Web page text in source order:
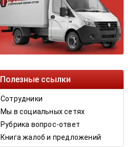
Полезные ссылки
Сотрудники
Мы в социальных сетях
Рубрика вопрос-ответ
Книга жалоб и предложений